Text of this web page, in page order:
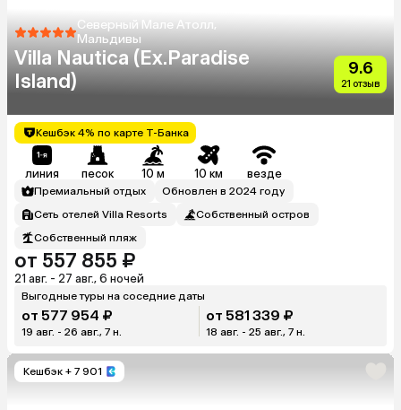
Северный Мале Атолл,
Мальдивы
Villa Nautica (Ex.Paradise
Island)
9.6
21 отзыв
Кешбэк 4% по карте Т-Банка
линия песок 10 м 10 км везде
Премиальный отдых
Обновлен в 2024 году
Сеть отелей Villa Resorts
Собственный остров
Собственный пляж
от 557 855 ₽
21 авг. - 27 авг., 6 ночей
Выгодные туры на соседние даты
от 577 954 ₽
19 авг. - 26 авг., 7 н.
от 581 339 ₽
18 авг. - 25 авг., 7 н.
Кешбэк + 7 901